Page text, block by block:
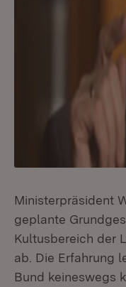
Ministerpräsident
geplante
Kultusbereich der
ab. Die Erfahrung
Bund keineswegs